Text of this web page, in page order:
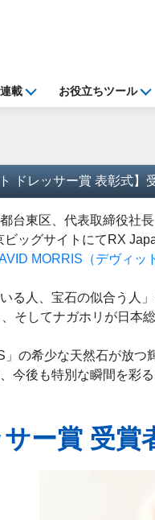
載 お役立ちツール
ドレッサー賞 表彰式
都台東区、代表取締役社
ッグサイトにてRX
MORRIS（デヴィッ
る人、宝石の似合う人
そしてナガホリが日本
」の希少な天然石が放
今後も特別な瞬間を彩
ー賞 受賞